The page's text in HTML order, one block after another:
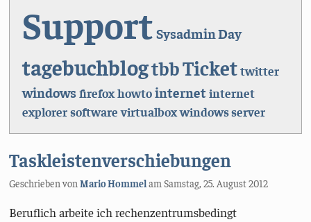
Support Sysadmin Day
tagebuchblogtbbTickettwitter
windows firefoxhowtointernet internet
explorersoftware virtualboxwindows server
Taskleistenverschiebungen
Geschrieben vonMario HommelamSamstag, 25. August 2012
Beruflich arbeite ich rechenzentrumsbedingt